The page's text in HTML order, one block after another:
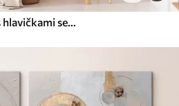
Béžové trstiny v popredí s hlavičkami semien, mäkké a jemné , rozmazané pozadie a svetlá obloha